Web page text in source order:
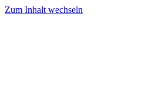
Zum Inhalt wechseln